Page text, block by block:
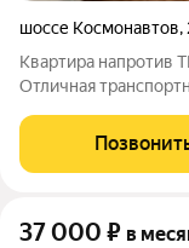
шоссе Космонавтов,
Квартира напротив
Отличная
командировочных
37 000 ₽ в